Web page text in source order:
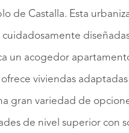
de Castalla. Esta
un acogedor
viviendas
gran variedad de
de nivel superior con
QUALIS